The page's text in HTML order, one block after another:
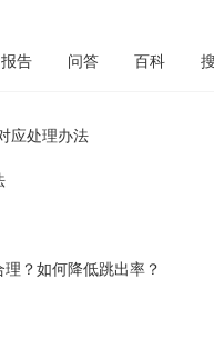
报告 问答 百科
应处理办法
？如何降低跳出率？